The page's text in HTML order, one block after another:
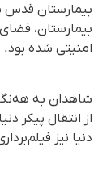
بیمارستان قدس
بیمارستان،
امنیتی شدە بود.
شاهدان بە
از انتقال پیکر
دنیا نیز